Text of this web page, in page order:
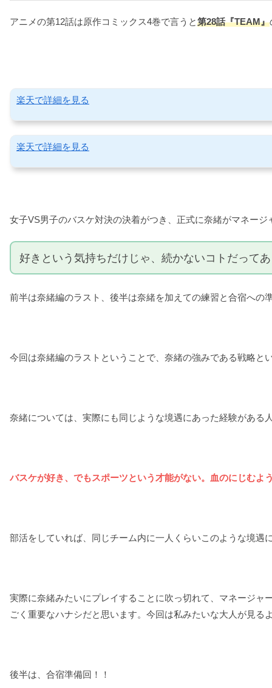
アニメの第12話は原作コミックス4巻で言うと第28話『TEAM』
楽天で詳細を見る
楽天で詳細を見る
女子VS男子のバスケ対決の決着がつき、正式に奈緒がマネー
好きという気持ちだけじゃ、続かないコトだって
前半は奈緒編のラスト、後半は奈緒を加えての練習と合宿への
今回は奈緒編のラストということで、奈緒の強みである戦略
奈緒については、実際にも同じような境遇にあった経験がある
バスケが好き、でもスポーツという才能がない。血のにじむ
部活をしていれば、同じチーム内に一人くらいこのような境
実際に奈緒みたいにプレイすることに吹っ切れて、マネージ
ごく重要なハナシだと思います。今回は私みたいな大人が見る
後半は、合宿準備回！！